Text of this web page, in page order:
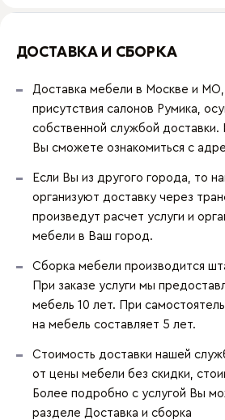
ДОСТАВКА И СБОРКА
Доставка мебели в Москве и МО,
присутствия салонов Румика,
собственной службой
Вы сможете ознакомиться с
Если Вы из другого города, то
организуют доставку через
произведут расчет услуги и
мебели в Ваш город.
Сборка мебели производится
При заказе услуги мы
мебель 10 лет. При
на мебель составляет 5 лет.
Стоимость доставки нашей
от цены мебели без скидки,
Более подробно с услугой Вы
разделе Доставка и сборка